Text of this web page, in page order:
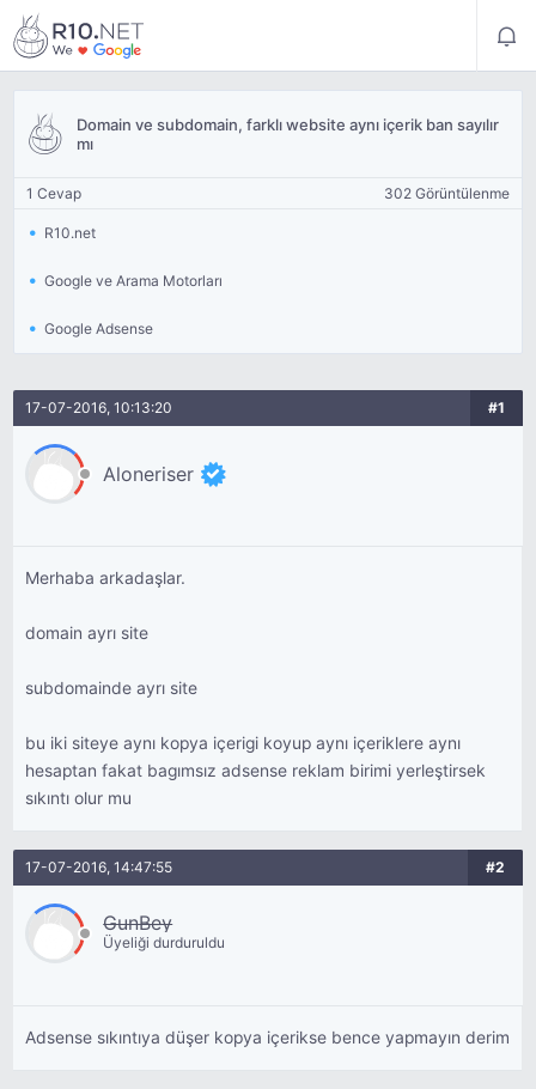
Domain ve subdomain, farklı website aynı içerik ban sayılır
mı
1 Cevap 302 Görüntülenme
R10.net
Google ve Arama Motorları
Google Adsense
17-07-2016, 10:13:20 #1
Aloneriser
Merhaba arkadaşlar.
domain ayrı site
subdomainde ayrı site
bu iki siteye aynı kopya içerigi koyup aynı içeriklere aynı
hesaptan fakat bagımsız adsense reklam birimi yerleştirsek
sıkıntı olur mu
17-07-2016, 14:47:55 #2
GunBey
Üyeliği durduruldu
Adsense sıkıntıya düşer kopya içerikse bence yapmayın derim